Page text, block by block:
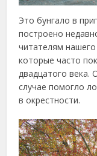
Это бунгало в
построено
читателям
которые часто
двадцатого
случае помогло
в окрестности.